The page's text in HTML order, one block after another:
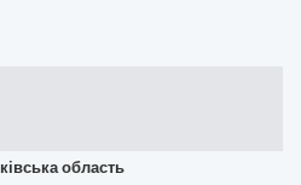
область